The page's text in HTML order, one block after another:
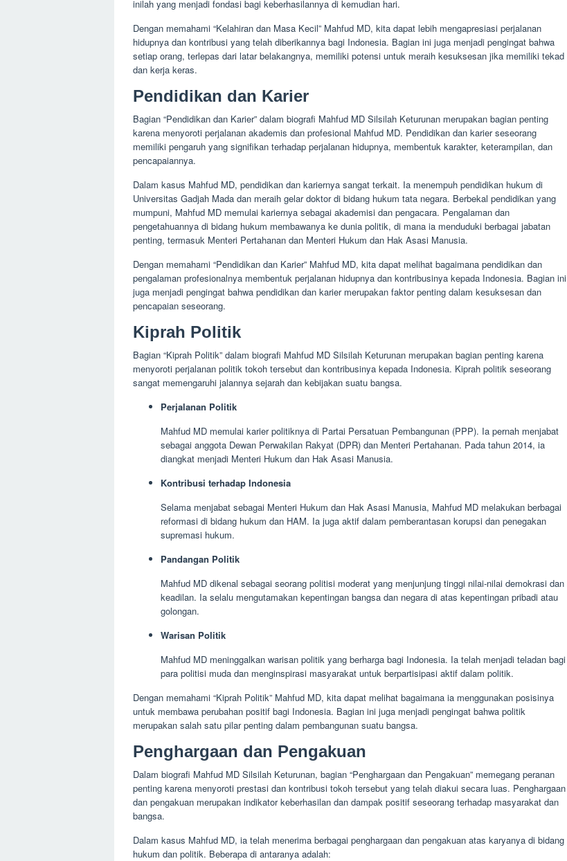
inilah yang menjadi fondasi bagi keberhasilannya di kemudian hari.
Dengan memahami “Kelahiran dan Masa Kecil” Mahfud MD, kita dapat lebih mengapresiasi perjalanan
hidupnya dan kontribusi yang telah diberikannya bagi Indonesia. Bagian ini juga menjadi pengingat bahwa
setiap orang, terlepas dari latar belakangnya, memiliki potensi untuk meraih kesuksesan jika memiliki tekad
dan kerja keras.
Pendidikan dan Karier
Bagian “Pendidikan dan Karier” dalam biografi Mahfud MD Silsilah Keturunan merupakan bagian penting
karena menyoroti perjalanan akademis dan profesional Mahfud MD. Pendidikan dan karier seseorang
memiliki pengaruh yang signifikan terhadap perjalanan hidupnya, membentuk karakter, keterampilan, dan
pencapaiannya.
Dalam kasus Mahfud MD, pendidikan dan kariernya sangat terkait. Ia menempuh pendidikan hukum di
Universitas Gadjah Mada dan meraih gelar doktor di bidang hukum tata negara. Berbekal pendidikan yang
mumpuni, Mahfud MD memulai kariernya sebagai akademisi dan pengacara. Pengalaman dan
pengetahuannya di bidang hukum membawanya ke dunia politik, di mana ia menduduki berbagai jabatan
penting, termasuk Menteri Pertahanan dan Menteri Hukum dan Hak Asasi Manusia.
Dengan memahami “Pendidikan dan Karier” Mahfud MD, kita dapat melihat bagaimana pendidikan dan
pengalaman profesionalnya membentuk perjalanan hidupnya dan kontribusinya kepada Indonesia. Bagian ini
juga menjadi pengingat bahwa pendidikan dan karier merupakan faktor penting dalam kesuksesan dan
pencapaian seseorang.
Kiprah Politik
Bagian “Kiprah Politik” dalam biografi Mahfud MD Silsilah Keturunan merupakan bagian penting karena
menyoroti perjalanan politik tokoh tersebut dan kontribusinya kepada Indonesia. Kiprah politik seseorang
sangat memengaruhi jalannya sejarah dan kebijakan suatu bangsa.
Perjalanan Politik
Mahfud MD memulai karier politiknya di Partai Persatuan Pembangunan (PPP). Ia pernah menjabat
sebagai anggota Dewan Perwakilan Rakyat (DPR) dan Menteri Pertahanan. Pada tahun 2014, ia
diangkat menjadi Menteri Hukum dan Hak Asasi Manusia.
Kontribusi terhadap Indonesia
Selama menjabat sebagai Menteri Hukum dan Hak Asasi Manusia, Mahfud MD melakukan berbagai
reformasi di bidang hukum dan HAM. Ia juga aktif dalam pemberantasan korupsi dan penegakan
supremasi hukum.
Pandangan Politik
Mahfud MD dikenal sebagai seorang politisi moderat yang menjunjung tinggi nilai-nilai demokrasi dan
keadilan. Ia selalu mengutamakan kepentingan bangsa dan negara di atas kepentingan pribadi atau
golongan.
Warisan Politik
Mahfud MD meninggalkan warisan politik yang berharga bagi Indonesia. Ia telah menjadi teladan bagi
para politisi muda dan menginspirasi masyarakat untuk berpartisipasi aktif dalam politik.
Dengan memahami “Kiprah Politik” Mahfud MD, kita dapat melihat bagaimana ia menggunakan posisinya
untuk membawa perubahan positif bagi Indonesia. Bagian ini juga menjadi pengingat bahwa politik
merupakan salah satu pilar penting dalam pembangunan suatu bangsa.
Penghargaan dan Pengakuan
Dalam biografi Mahfud MD Silsilah Keturunan, bagian “Penghargaan dan Pengakuan” memegang peranan
penting karena menyoroti prestasi dan kontribusi tokoh tersebut yang telah diakui secara luas. Penghargaan
dan pengakuan merupakan indikator keberhasilan dan dampak positif seseorang terhadap masyarakat dan
bangsa.
Dalam kasus Mahfud MD, ia telah menerima berbagai penghargaan dan pengakuan atas karyanya di bidang
hukum dan politik. Beberapa di antaranya adalah: